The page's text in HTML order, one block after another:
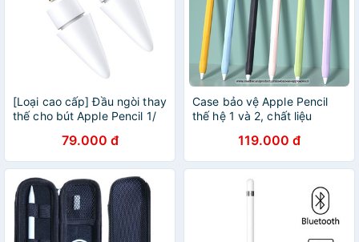
[Loại cao cấp] Đầu ngòi thay
thế cho bút Apple Pencil 1/
gốc - Apple pencil tips
79.000 đ
Case bảo vệ Apple Pencil
thế hệ 1 và 2, chất liệu
Apple Pencil Pastel (6 màu)
119.000 đ